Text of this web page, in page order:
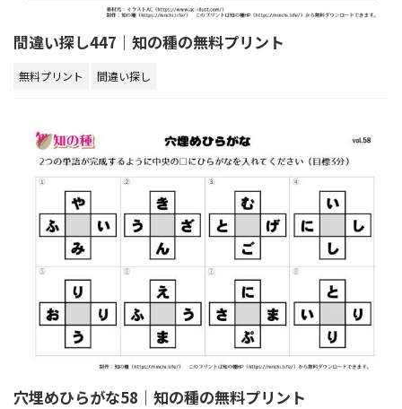
間違い探し447｜知の種の無料プリント
無料プリント 間違い探し
穴埋めひらがな58｜知の種の無料プリント